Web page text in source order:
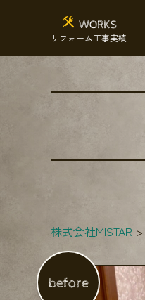
WORKS
リフォーム工事実績
株式会社MISTAR
before